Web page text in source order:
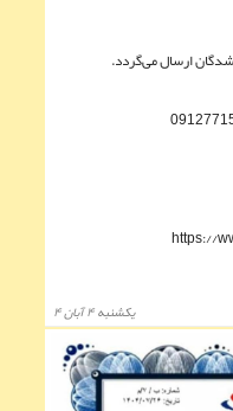
ارسال می‌گردد.
https://
يكشنبه ۴ آبان ۴